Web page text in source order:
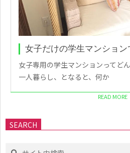
女子だけの学生マンション
女子専用の学生マンションってど
一人暮らし、となると、何か
READ MORE
SEARCH
Search